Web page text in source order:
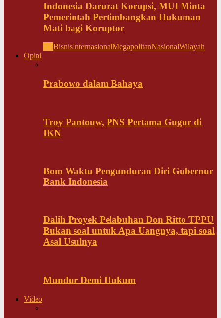
Indonesia Darurat Korupsi, MUI Minta
Pemerintah Pertimbangkan Hukuman
Mati bagi Koruptor
BisnisInternasionalMegapolitanNasionalWilayah
Opini
Prabowo dalam Bahaya
Troy Pantouw, PNS Pertama Gugur di
IKN
Bom Waktu Pengunduran Diri Gubernur
Bank Indonesia
Dalih Proyek Pelabuhan Don Ritto TPPU
Bukan soal untuk Apa Uangnya, tapi soal
Asal Usulnya
Mundur Demi Hukum
Video